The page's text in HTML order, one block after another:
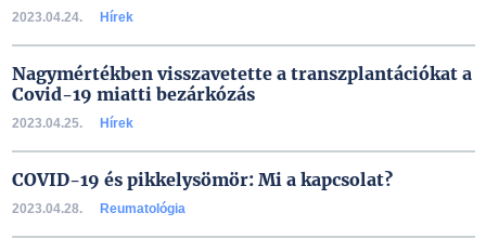
2023.04.24. Hírek
Nagymértékben visszavetette a transzplantációkat a
Covid-19 miatti bezárkózás
2023.04.25. Hírek
COVID-19 és pikkelysömör: Mi a kapcsolat?
2023.04.28. Reumatológia